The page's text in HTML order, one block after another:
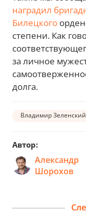
наградил
Билецкого
степени. Как
за личное
долга.
Владимир Зеленский
Автор:
Александр
Шорохов